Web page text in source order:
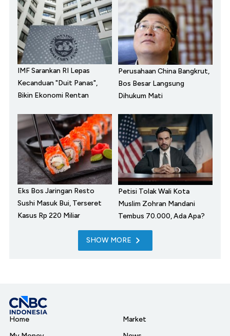
IMF Sarankan RI Lepas
Kecanduan "Duit Panas",
Bikin Ekonomi Rentan
Perusahaan China Bangkrut,
Bos Besar Langsung
Dihukum Mati
Eks Bos Jaringan Resto
Sushi Masuk Bui, Terseret
Kasus Rp 220 Miliar
Petisi Tolak Wali Kota
Muslim Zohran Mandani
Tembus 70.000, Ada Apa?
SHOW MORE
Home
Market